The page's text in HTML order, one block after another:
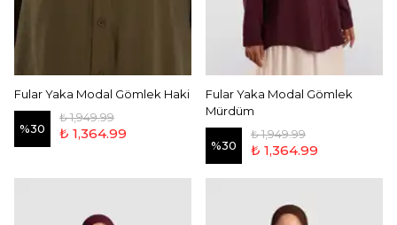
Fular Yaka Modal Gömlek Haki
%30
₺ 1,949.99
₺ 1,364.99
Fular Yaka Modal Gömlek
Mürdüm
%30
₺ 1,949.99
₺ 1,364.99